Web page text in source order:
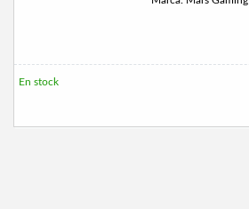
En stock